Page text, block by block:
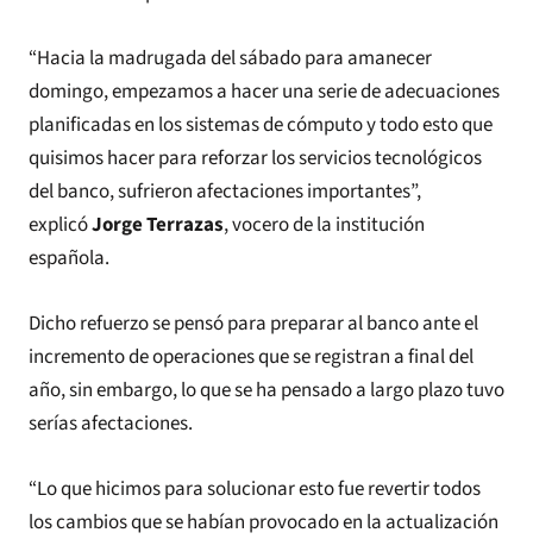
“Hacia la madrugada del sábado para amanecer
domingo, empezamos a hacer una serie de adecuaciones
planificadas en los sistemas de cómputo y todo esto que
quisimos hacer para reforzar los servicios tecnológicos
del banco, sufrieron afectaciones importantes”,
explicóJorge Terrazas, vocero de la institución
española.
Dicho refuerzo se pensó para preparar al banco ante el
incremento de operaciones que se registran a final del
año, sin embargo, lo que se ha pensado a largo plazo tuvo
serías afectaciones.
“Lo que hicimos para solucionar esto fue revertir todos
los cambios que se habían provocado en la actualización